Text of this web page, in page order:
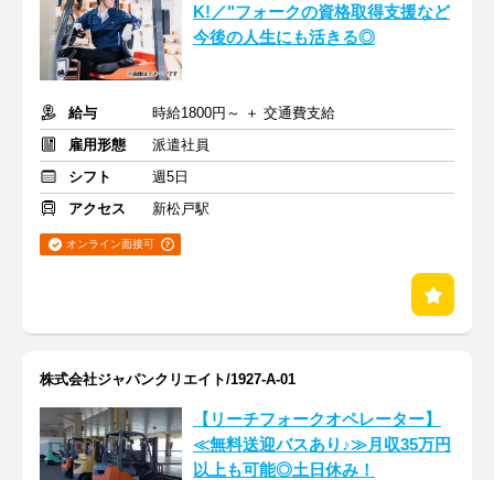
K!／"フォークの資格取得支援など
今後の人生にも活きる◎
給与
時給1800円～ ＋ 交通費支給
雇用形態
派遣社員
シフト
週5日
アクセス
新松戸駅
オンライン面接可
株式会社ジャパンクリエイト/1927-A-01
【リーチフォークオペレーター】
≪無料送迎バスあり♪≫月収35万円
以上も可能◎土日休み！